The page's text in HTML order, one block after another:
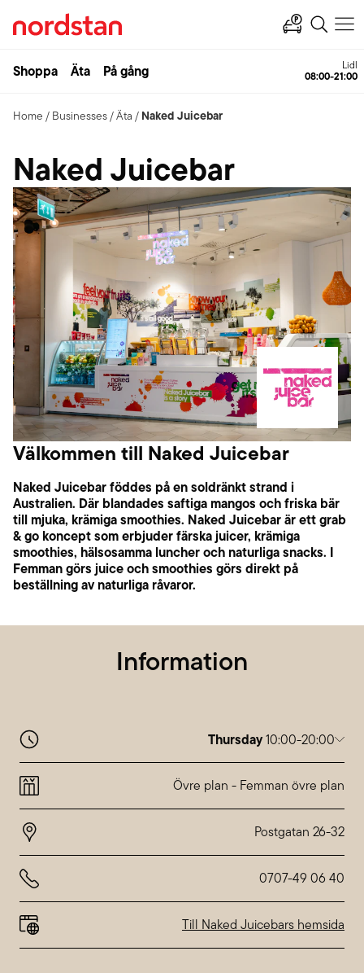
Shoppa Äta På gång Lidl
08:00-21:00
Home / Businesses/Äta / Naked Juicebar
Naked Juicebar
Välkommen till Naked Juicebar
Naked Juicebar föddes på en soldränkt strand i
Australien. Där blandades saftiga mangos och friska bär
till mjuka, krämiga smoothies. Naked Juicebar är ett grab
& go koncept som erbjuder färska juicer, krämiga
smoothies, hälsosamma luncher och naturliga snacks. I
Femman görs juice och smoothies görs direkt på
beställning av naturliga råvaror.
Information
Thursday10:00-20:00
Monday
10:00-20:00
Tuesday
10:00-20:00
10:00-20:00
Special hours atNordstan
Övre plan - Femman övre plan
0707-49 06 40
Till Naked Juicebars hemsida